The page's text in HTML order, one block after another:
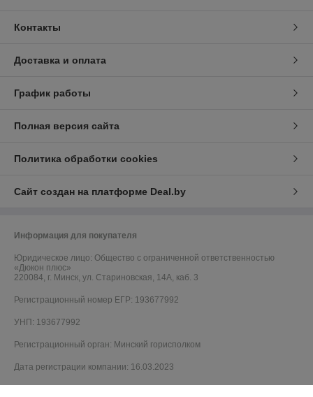
Контакты
Доставка и оплата
График работы
Полная версия сайта
Политика обработки cookies
Сайт создан на платформе Deal.by
Информация для покупателя
Юридическое лицо: Общество с ограниченной ответственностью
«Дюкон плюс»
220084, г. Минск, ул. Стариновская, 14А, каб. 3
Регистрационный номер ЕГР: 193677992
УНП: 193677992
Регистрационный орган: Минский горисполком
Дата регистрации компании: 16.03.2023